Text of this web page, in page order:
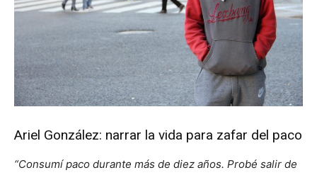
Ariel González: narrar la vida para zafar del paco
“Consumí paco durante más de diez años. Probé salir de